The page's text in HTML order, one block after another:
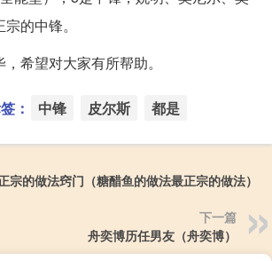
的中锋。
希望对大家有所帮助。
： 中锋 皮尔斯 都是
宗的做法窍门（糖醋鱼的做法最正宗的做法）
下一篇
舟奕博历任男友（舟奕博）